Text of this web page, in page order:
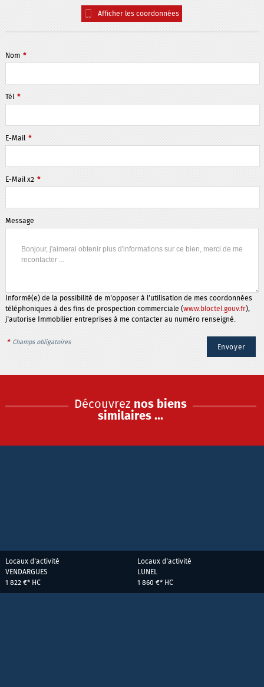
Afficher les coordonnées
Nom *
Tél *
E-Mail *
E-Mail x2 *
Message
Informé(e) de la possibilité de m'opposer à l'utilisation de mes coordonnées
téléphoniques à des fins de prospection commerciale (www.bloctel.gouv.fr),
j'autorise Immobilier entreprises à me contacter au numéro renseigné.
* Champs obligatoires
Découvrez nos biens
similaires ...
Locaux d'activité
VENDARGUES
1 822 €* HC
Locaux d'activité
LUNEL
1 860 €* HC